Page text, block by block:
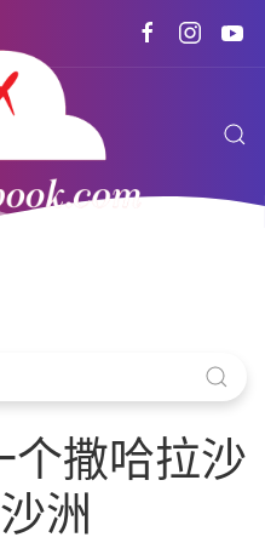
个撒哈拉沙
洲